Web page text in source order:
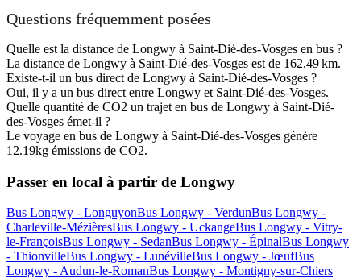
Questions fréquemment posées
Quelle est la distance de Longwy à Saint-Dié-des-Vosges en bus ?
La distance de Longwy à Saint-Dié-des-Vosges est de 162,49 km.
Existe-t-il un bus direct de Longwy à Saint-Dié-des-Vosges ?
Oui, il y a un bus direct entre Longwy et Saint-Dié-des-Vosges.
Quelle quantité de CO2 un trajet en bus de Longwy à Saint-Dié-
des-Vosges émet-il ?
Le voyage en bus de Longwy à Saint-Dié-des-Vosges génère
12.19kg émissions de CO2.
Passer en local à partir de Longwy
Bus Longwy - LonguyonBus Longwy - VerdunBus Longwy -
Charleville-MézièresBus Longwy - UckangeBus Longwy - Vitry-
le-FrançoisBus Longwy - SedanBus Longwy - ÉpinalBus Longwy
- ThionvilleBus Longwy - LunévilleBus Longwy - JœufBus
Longwy - Audun-le-RomanBus Longwy - Montigny-sur-Chiers